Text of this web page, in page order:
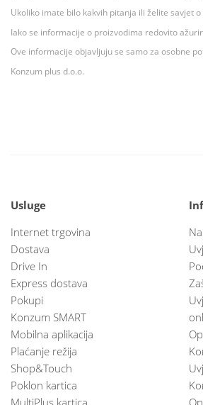
Ukoliko imate bilo kakvih pitanja ili želite savjet
Iako se informacije o proizvodima redovito
Ove informacije objavljuju se samo za osobne
Konzum plus d.o.o.
Usluge
Internet trgovina
Dostava
Drive In
Express dostava
Pokupi
Konzum SMART
Mobilna aplikacija
Plaćanje režija
Shop&Touch
Poklon kartica
MultiPlus kartica